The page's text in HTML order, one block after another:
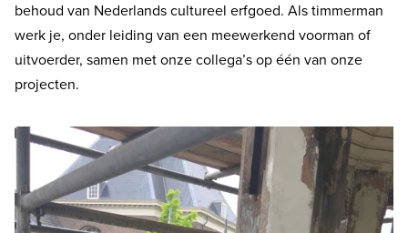
behoud van Nederlands cultureel erfgoed. Als timmerman
werk je, onder leiding van een meewerkend voorman of
uitvoerder, samen met onze collega’s op één van onze
projecten.